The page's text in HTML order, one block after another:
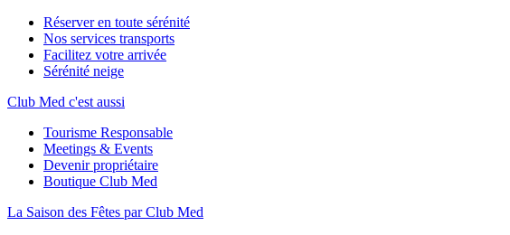
Réserver en toute sérénité
Nos services transports
Facilitez votre arrivée
Sérénité neige
Club Med c'est aussi
Tourisme Responsable
Meetings & Events
Devenir propriétaire
Boutique Club Med
La Saison des Fêtes par Club Med